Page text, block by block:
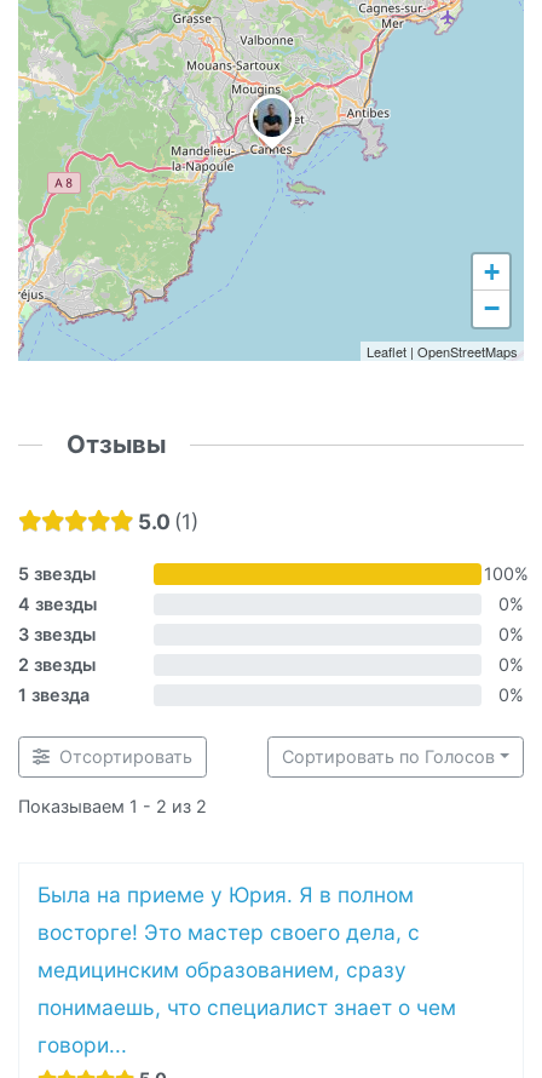
+
−
Leaflet | OpenStreetMaps
Отзывы
5.0 1
5 звезды
100%
4 звезды
0%
3 звезды
0%
2 звезды
0%
1 звезда
0%
Отсортировать
Показываем 1 - 2 из 2
Сортировать по Голосов
Была на приеме у Юрия. Я в полном
восторге! Это мастер своего дела, с
медицинским образованием, сразу
понимаешь, что специалист знает о чем
говори...